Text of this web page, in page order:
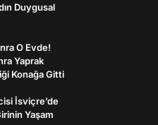
Duygusal
O Evde!
Yaprak
Konağa Gitti
İsviçre’de
Yaşam